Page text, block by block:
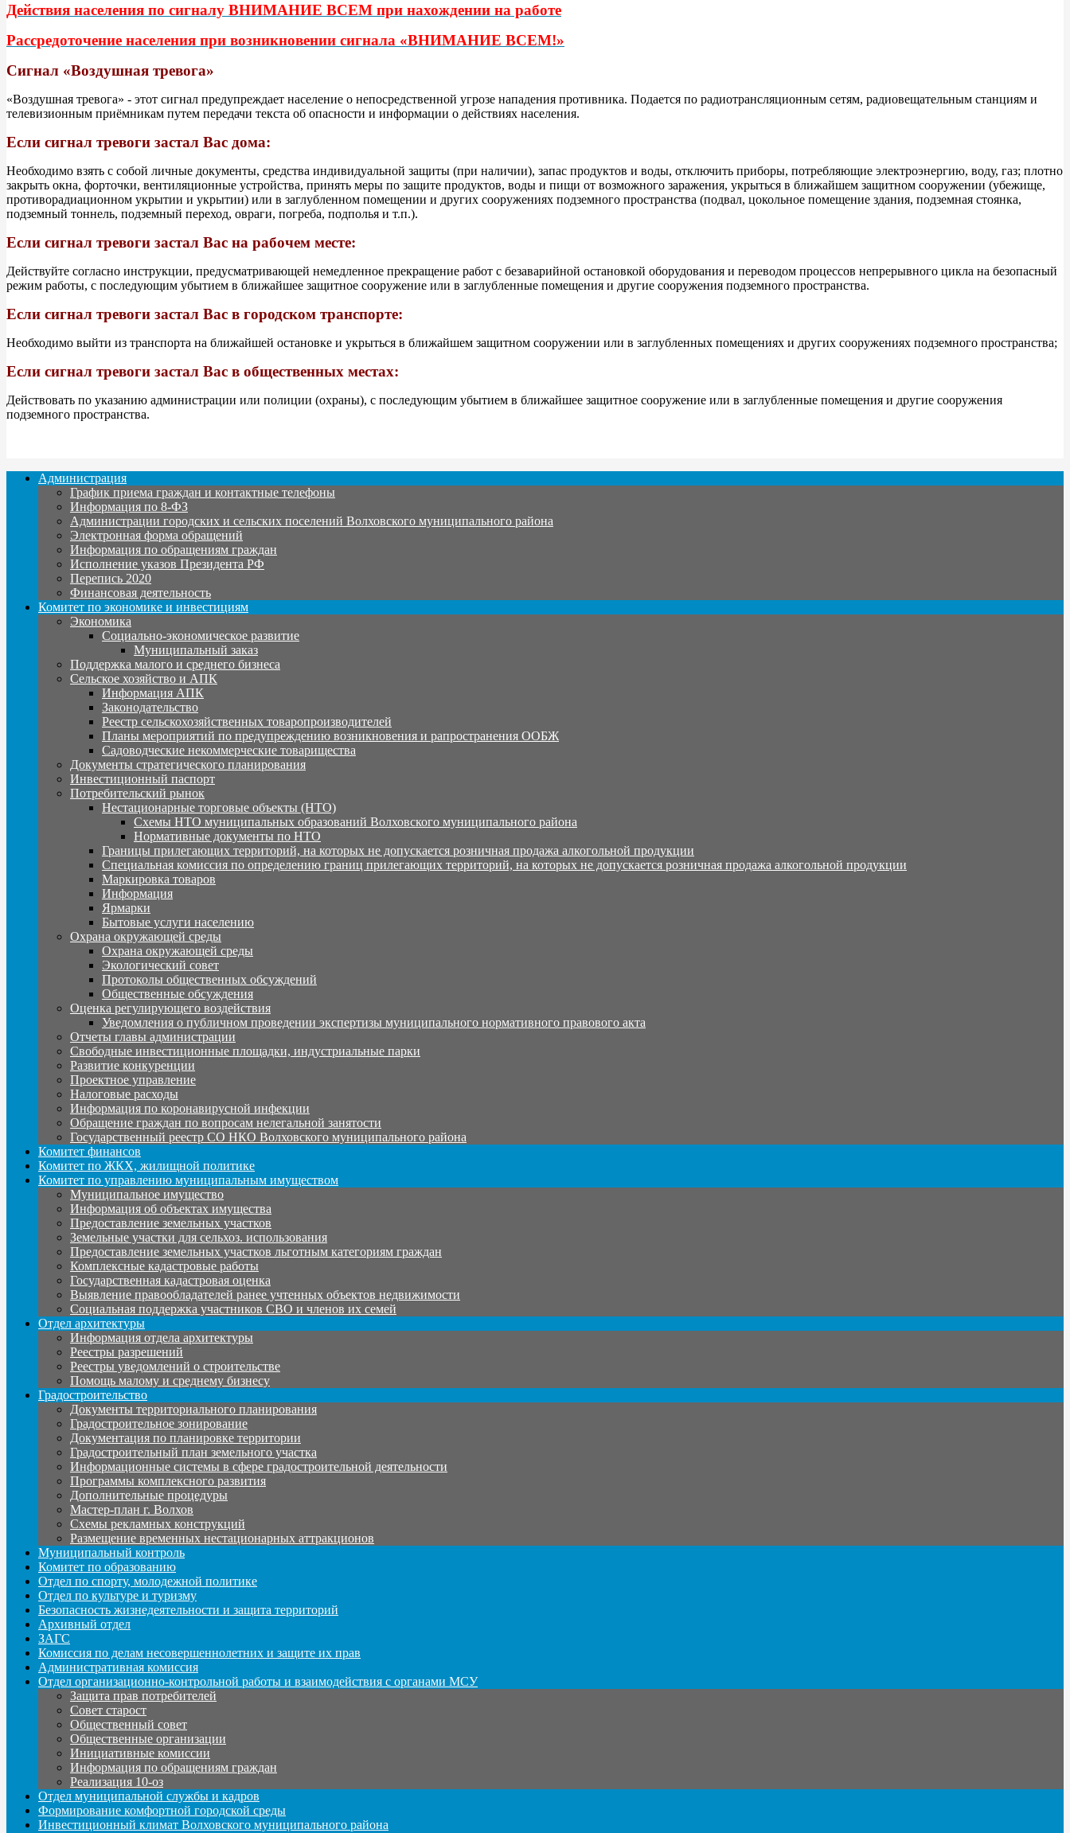
Действия населения по сигналу ВНИМАНИЕ ВСЕМ при нахождении на работе
Рассредоточение населения при возникновении сигнала «ВНИМАНИЕ ВСЕМ!»
Сигнал «Воздушная тревога»
«Воздушная тревога» - этот сигнал предупреждает население о непосредственной угрозе нападения противника. Подается по радиотрансляционным сетям, радиовещательным станциям и
телевизионным приёмникам путем передачи текста об опасности и информации о действиях населения.
Если сигнал тревоги застал Вас дома:
Необходимо взять с собой личные документы, средства индивидуальной защиты (при наличии), запас продуктов и воды, отключить приборы, потребляющие электроэнергию, воду, газ; плотно
закрыть окна, форточки, вентиляционные устройства, принять меры по защите продуктов, воды и пищи от возможного заражения, укрыться в ближайшем защитном сооружении (убежище,
противорадиационном укрытии и укрытии) или в заглубленном помещении и других сооружениях подземного пространства (подвал, цокольное помещение здания, подземная стоянка,
подземный тоннель, подземный переход, овраги, погреба, подполья и т.п.).
Если сигнал тревоги застал Вас на рабочем месте:
Действуйте согласно инструкции, предусматривающей немедленное прекращение работ с безаварийной остановкой оборудования и переводом процессов непрерывного цикла на безопасный
режим работы, с последующим убытием в ближайшее защитное сооружение или в заглубленные помещения и другие сооружения подземного пространства.
Если сигнал тревоги застал Вас в городском транспорте:
Необходимо выйти из транспорта на ближайшей остановке и укрыться в ближайшем защитном сооружении или в заглубленных помещениях и других сооружениях подземного пространства;
Если сигнал тревоги застал Вас в общественных местах:
Действовать по указанию администрации или полиции (охраны), с последующим убытием в ближайшее защитное сооружение или в заглубленные помещения и другие сооружения
подземного пространства.
Администрация
График приема граждан и контактные телефоны
Информация по 8-ФЗ
Администрации городских и сельских поселений Волховского муниципального района
Электронная форма обращений
Информация по обращениям граждан
Исполнение указов Президента РФ
Перепись 2020
Финансовая деятельность
Комитет по экономике и инвестициям
Экономика
Социально-экономическое развитие
Муниципальный заказ
Поддержка малого и среднего бизнеса
Сельское хозяйство и АПК
Информация АПК
Законодательство
Реестр сельскохозяйственных товаропроизводителей
Планы мероприятий по предупреждению возникновения и рапространения ООБЖ
Садоводческие некоммерческие товарищества
Документы стратегического планирования
Инвестиционный паспорт
Потребительский рынок
Нестационарные торговые объекты (НТО)
Схемы НТО муниципальных образований Волховского муниципального района
Нормативные документы по НТО
Границы прилегающих территорий, на которых не допускается розничная продажа алкогольной продукции
Специальная комиссия по определению границ прилегающих территорий, на которых не допускается розничная продажа алкогольной продукции
Маркировка товаров
Информация
Ярмарки
Бытовые услуги населению
Охрана окружающей среды
Охрана окружающей среды
Экологический совет
Протоколы общественных обсуждений
Общественные обсуждения
Оценка регулирующего воздействия
Уведомления о публичном проведении экспертизы муниципального нормативного правового акта
Отчеты главы администрации
Свободные инвестиционные площадки, индустриальные парки
Развитие конкуренции
Проектное управление
Налоговые расходы
Информация по коронавирусной инфекции
Обращение граждан по вопросам нелегальной занятости
Государственный реестр СО НКО Волховского муниципального района
Комитет финансов
Комитет по ЖКХ, жилищной политике
Комитет по управлению муниципальным имуществом
Муниципальное имущество
Информация об объектах имущества
Предоставление земельных участков
Земельные участки для сельхоз. использования
Предоставление земельных участков льготным категориям граждан
Комплексные кадастровые работы
Государственная кадастровая оценка
Выявление правообладателей ранее учтенных объектов недвижимости
Социальная поддержка участников СВО и членов их семей
Отдел архитектуры
Информация отдела архитектуры
Реестры разрешений
Реестры уведомлений о строительстве
Помощь малому и среднему бизнесу
Градостроительство
Документы территориального планирования
Градостроительное зонирование
Документация по планировке территории
Градостроительный план земельного участка
Информационные системы в сфере градостроительной деятельности
Программы комплексного развития
Дополнительные процедуры
Мастер-план г. Волхов
Схемы рекламных конструкций
Размещение временных нестационарных аттракционов
Муниципальный контроль
Комитет по образованию
Отдел по спорту, молодежной политике
Отдел по культуре и туризму
Безопасность жизнедеятельности и защита территорий
Архивный отдел
ЗАГС
Комиссия по делам несовершеннолетних и защите их прав
Административная комиссия
Отдел организационно-контрольной работы и взаимодействия с органами МСУ
Защита прав потребителей
Совет старост
Общественный совет
Общественные организации
Инициативные комиссии
Информация по обращениям граждан
Реализация 10-оз
Отдел муниципальной службы и кадров
Формирование комфортной городской среды
Инвестиционный климат Волховского муниципального района